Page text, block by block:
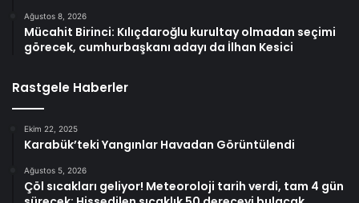
Ağustos 8, 2026
Mücahit Birinci: Kılıçdaroğlu kurultay olmadan seçimi
görecek, cumhurbaşkanı adayı da İlhan Kesici
Rastgele Haberler
Ekim 22, 2025
Karabük’teki Yangınlar Havadan Görüntülendi
Ağustos 5, 2026
Çöl sıcakları geliyor! Meteoroloji tarih verdi, tam 4 gün